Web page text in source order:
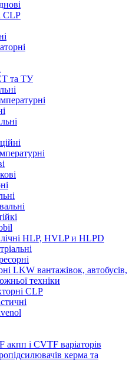
CLP
та ТУ
HLP, HVLP и HLPD
LKW вантажівок, автобусів,
техніки
CLP
і CVTF варіаторів
керма та